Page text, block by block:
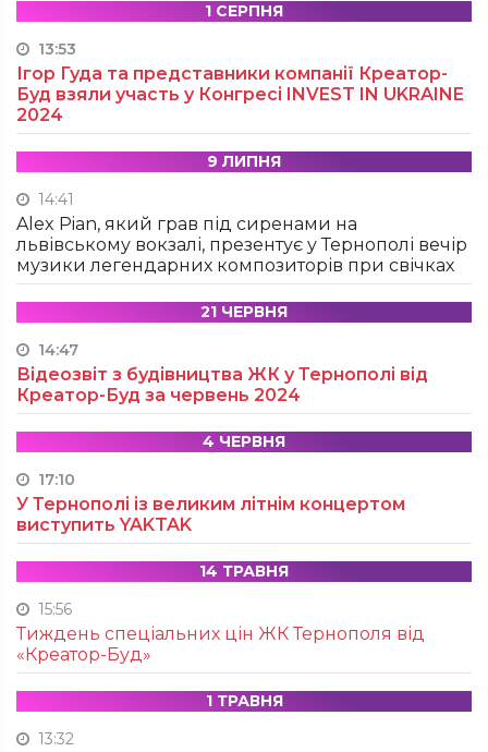
1 СЕРПНЯ
13:53
Ігор Гуда та представники компанії Креатор-
Буд взяли участь у Конгресі INVEST IN UKRAINE
2024
9 ЛИПНЯ
14:41
Alex Pian, який грав під сиренами на
львівському вокзалі, презентує у Тернополі вечір
музики легендарних композиторів при свічках
21 ЧЕРВНЯ
14:47
Відеозвіт з будівництва ЖК у Тернополі від
Креатор-Буд за червень 2024
4 ЧЕРВНЯ
17:10
У Тернополі із великим літнім концертом
виступить YAKTAK
14 ТРАВНЯ
15:56
Тиждень спеціальних цін ЖК Тернополя від
«Креатор-Буд»
1 ТРАВНЯ
13:32